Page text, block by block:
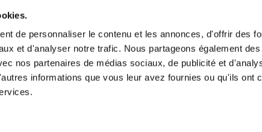
de personnaliser le contenu et les annonces, d'offrir des
et d'analyser notre trafic. Nous partageons également
nos partenaires de médias sociaux, de publicité et
informations que vous leur avez fournies ou qu'ils ont
en duo est-il réservé aux couples ?
se partage aussi entre mère et fille, entre amies, ou pour
une très belle idée de cadeau.
avec l'espace balnéo ?
recommandé : un accès à l'espace balnéo réservé